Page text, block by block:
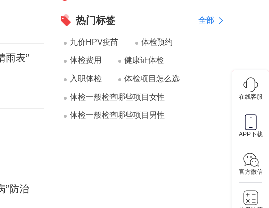
在线客服
APP下载
官方微信
雨表”
”防治
热门标签 全部
九价HPV疫苗 体检预约
体检费用 健康证体检
入职体检 体检项目怎么选
体检一般检查哪些项目女性
体检一般检查哪些项目男性